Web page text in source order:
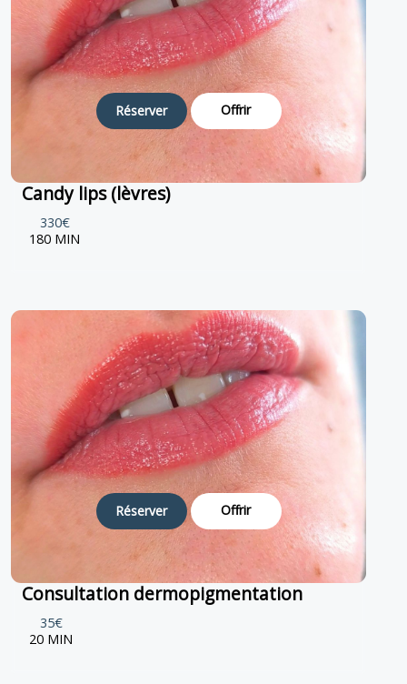
Réserver Offrir
Candy lips (lèvres)
330€
180 MIN
Réserver Offrir
Consultation dermopigmentation
35€
20 MIN